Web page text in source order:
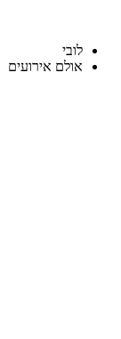
לובי
אולם אירועים